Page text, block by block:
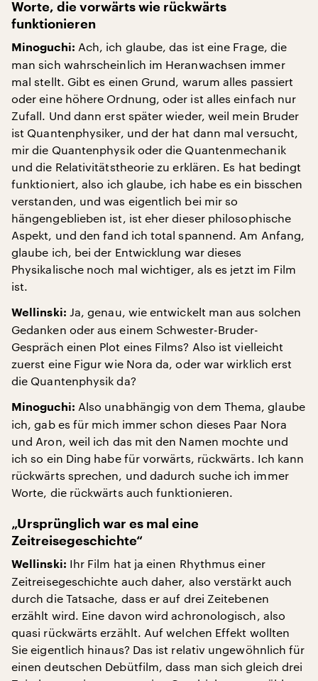
Worte, die vorwärts wie rückwärts
funktionieren
Minoguchi: Ach, ich glaube, das ist eine Frage, die
man sich wahrscheinlich im Heranwachsen immer
mal stellt. Gibt es einen Grund, warum alles passiert
oder eine höhere Ordnung, oder ist alles einfach nur
Zufall. Und dann erst später wieder, weil mein Bruder
ist Quantenphysiker, und der hat dann mal versucht,
mir die Quantenphysik oder die Quantenmechanik
und die Relativitätstheorie zu erklären. Es hat bedingt
funktioniert, also ich glaube, ich habe es ein bisschen
verstanden, und was eigentlich bei mir so
hängengeblieben ist, ist eher dieser philosophische
Aspekt, und den fand ich total spannend. Am Anfang,
glaube ich, bei der Entwicklung war dieses
Physikalische noch mal wichtiger, als es jetzt im Film
ist.
Wellinski: Ja, genau, wie entwickelt man aus solchen
Gedanken oder aus einem Schwester-Bruder-
Gespräch einen Plot eines Films? Also ist vielleicht
zuerst eine Figur wie Nora da, oder war wirklich erst
die Quantenphysik da?
Minoguchi: Also unabhängig von dem Thema, glaube
ich, gab es für mich immer schon dieses Paar Nora
und Aron, weil ich das mit den Namen mochte und
ich so ein Ding habe für vorwärts, rückwärts. Ich kann
rückwärts sprechen, und dadurch suche ich immer
Worte, die rückwärts auch funktionieren.
„Ursprünglich war es mal eine
Zeitreisegeschichte“
Wellinski: Ihr Film hat ja einen Rhythmus einer
Zeitreisegeschichte auch daher, also verstärkt auch
durch die Tatsache, dass er auf drei Zeitebenen
erzählt wird. Eine davon wird achronologisch, also
quasi rückwärts erzählt. Auf welchen Effekt wollten
Sie eigentlich hinaus? Das ist relativ ungewöhnlich für
einen deutschen Debütfilm, dass man sich gleich drei